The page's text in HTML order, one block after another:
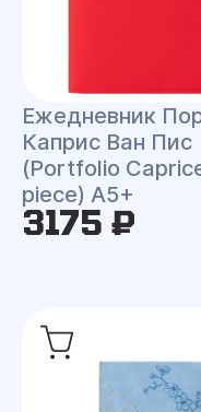
Ежедневник
Каприс Ван Пис
(Portfolio
piece) A5+
3175 ₽